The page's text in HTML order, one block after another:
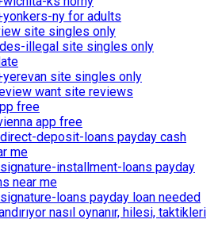
ny for adults
site singles only
illegal site singles only
site singles only
want site reviews
free
app free
deposit-loans payday cash
me
installment-loans payday
near me
loans payday loan needed
nasıl oynanır, hilesi, taktikleri